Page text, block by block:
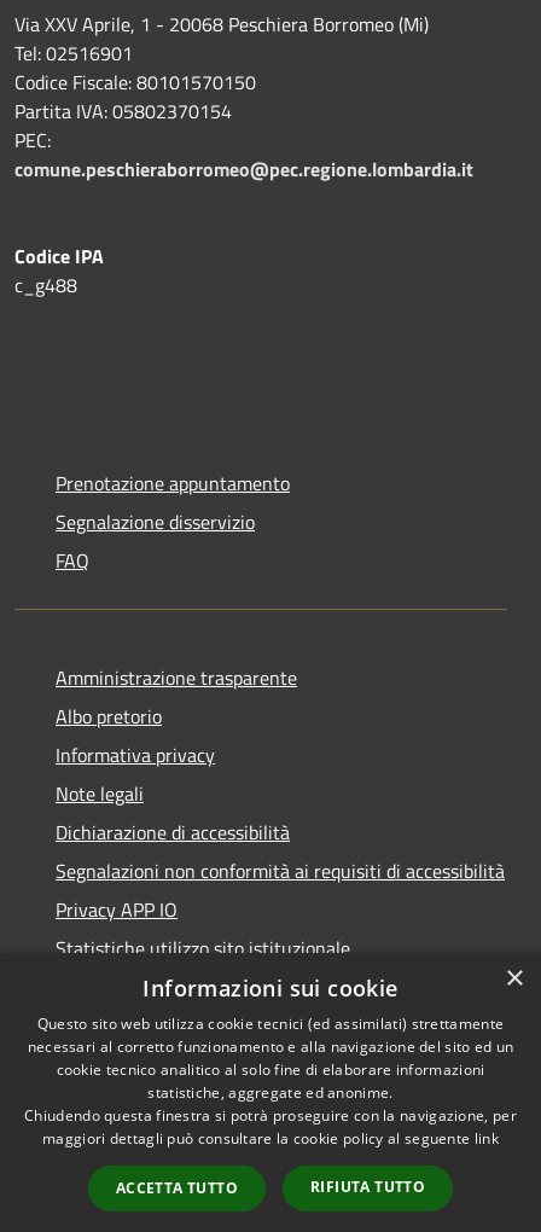
Via XXV Aprile, 1 - 20068 Peschiera Borromeo (Mi)
Tel: 02516901
Codice Fiscale: 80101570150
Partita IVA: 05802370154
PEC:
comune.peschieraborromeo@pec.regione.lombardia.it
Codice IPA
c_g488
Prenotazione appuntamento
Segnalazione disservizio
FAQ
Amministrazione trasparente
Albo pretorio
Informativa privacy
Note legali
Dichiarazione di accessibilità
Segnalazioni non conformità ai requisiti di accessibilità
Privacy APP IO
Statistiche utilizzo sito istituzionale
Qualità dei Servizi Comunali
RSS
Accessibilità
Copyright © 2023 •
Città di Peschiera
Borromeo •
Powered byMunicipium
×
Informazioni sui cookie
Questo sito web utilizza cookie tecnici (ed assimilati) strettamente
necessari al corretto funzionamento e alla navigazione del sito ed un
cookie tecnico analitico al solo fine di elaborare informazioni
statistiche, aggregate ed anonime.
Chiudendo questa finestra si potrà proseguire con la navigazione, per
maggiori dettagli può consultare la cookie policy al seguente link
ACCETTA TUTTO RIFIUTA TUTTO